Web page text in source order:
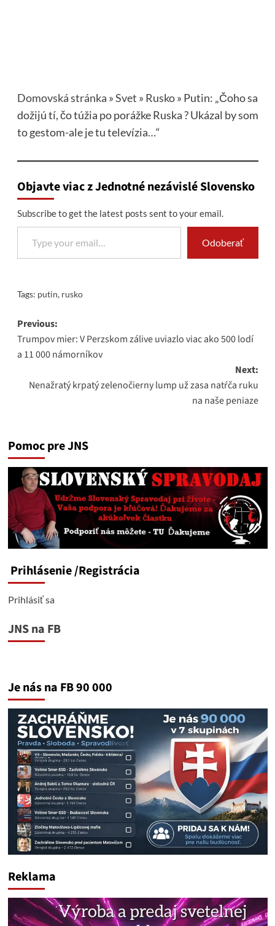
Domovská stránka »Svet » Rusko» Putin: „Čoho sa
dožijú tí, čo túžia po porážke Ruska ? Ukázal by som
to gestom-ale je tu televízia…“
Objavte viac z Jednotné nezávislé Slovensko
Subscribe to get the latest posts sent to your email.
Type your email…
Odoberať
Tags: putin, rusko
Post
navigation
Previous:
Trumpov mier: V Perzskom zálive uviazlo viac ako 500 lodí
a 11 000 námorníkov
Next:
Nenažratý krpatý zelenočierny lump už zasa natŕča ruku
na naše peniaze
Pomoc pre JNS
Prihlásenie/Registrácia
Prihlásiť sa
JNS na FB
Je nás na FB 90 000
Reklama